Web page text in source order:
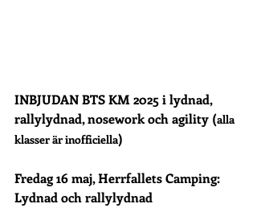
INBJUDAN BTS KM 2025 i lydnad,
rallylydnad, nosework och agility (alla
klasser är inofficiella)
Fredag 16 maj, Herrfallets Camping:
Lydnad och rallylydnad